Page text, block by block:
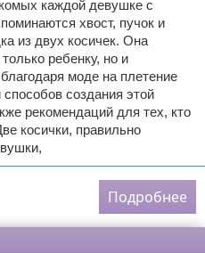
каждой девушке с
хвост, пучок и
из двух косичек. Она
ребенку, но и
моде на плетение
создания этой
рекомендаций для тех, кто
косички, правильно
Подробнее